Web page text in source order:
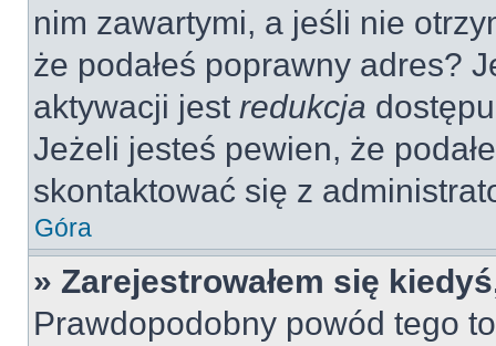
nim zawartymi, a jeśli nie
że podałeś poprawny adres?
aktywacji jest redukcja
Jeżeli jesteś pewien, że
skontaktować się z
Góra
» Zarejestrowałem się
Prawdopodobny powód tego